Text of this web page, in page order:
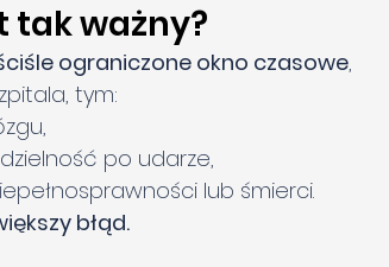
tak ważny?
ograniczone okno czasowe,
tym:
po udarze,
lub śmierci.
błąd.